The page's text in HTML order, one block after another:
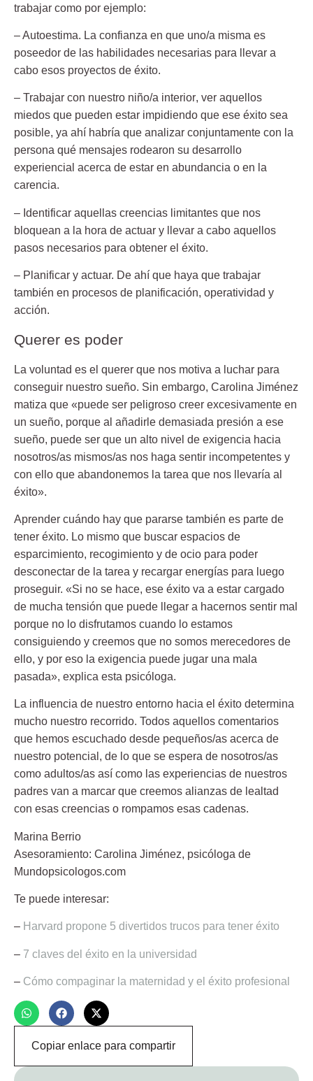
trabajar como por ejemplo:
– Autoestima. La confianza en que uno/a misma es
poseedor de las habilidades necesarias para llevar a
cabo esos proyectos de éxito.
– Trabajar con nuestro niño/a interior, ver aquellos
miedos que pueden estar impidiendo que ese éxito sea
posible, ya ahí habría que analizar conjuntamente con la
persona qué mensajes rodearon su desarrollo
experiencial acerca de estar en abundancia o en la
carencia.
– Identificar aquellas creencias limitantes que nos
bloquean a la hora de actuar y llevar a cabo aquellos
pasos necesarios para obtener el éxito.
– Planificar y actuar. De ahí que haya que trabajar
también en procesos de planificación, operatividad y
acción.
Querer es poder
La voluntad es el querer que nos motiva a luchar para
conseguir nuestro sueño. Sin embargo, Carolina Jiménez
matiza que «puede ser peligroso creer excesivamente en
un sueño, porque al añadirle demasiada presión a ese
sueño, puede ser que un alto nivel de exigencia hacia
nosotros/as mismos/as nos haga sentir incompetentes y
con ello que abandonemos la tarea que nos llevaría al
éxito».
Aprender cuándo hay que pararse también es parte de
tener éxito. Lo mismo que buscar espacios de
esparcimiento, recogimiento y de ocio para poder
desconectar de la tarea y recargar energías para luego
proseguir. «Si no se hace, ese éxito va a estar cargado
de mucha tensión que puede llegar a hacernos sentir mal
porque no lo disfrutamos cuando lo estamos
consiguiendo y creemos que no somos merecedores de
ello, y por eso la exigencia puede jugar una mala
pasada», explica esta psicóloga.
La influencia de nuestro entorno hacia el éxito determina
mucho nuestro recorrido. Todos aquellos comentarios
que hemos escuchado desde pequeños/as acerca de
nuestro potencial, de lo que se espera de nosotros/as
como adultos/as así como las experiencias de nuestros
padres van a marcar que creemos alianzas de lealtad
con esas creencias o rompamos esas cadenas.
Marina Berrio
Asesoramiento: Carolina Jiménez, psicóloga de
Mundopsicologos.com
Te puede interesar:
– Harvard propone 5 divertidos trucos para tener éxito
– 7 claves del éxito en la universidad
– Cómo compaginar la maternidad y el éxito profesional
Copiar enlace para compartir